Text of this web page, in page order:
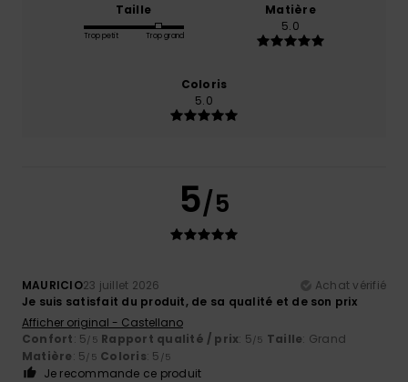
Taille
Trop petit Trop grand
Matière
5.0
Coloris
5.0
5/5
MAURICIO23 juillet 2026
Achat vérifié
Je suis satisfait du produit, de sa qualité et de son prix
Afficher original - Castellano
Confort: 5/5 Rapport qualité / prix: 5/5 Taille: Grand
Matière: 5/5 Coloris: 5 /5
Je recommande ce produit